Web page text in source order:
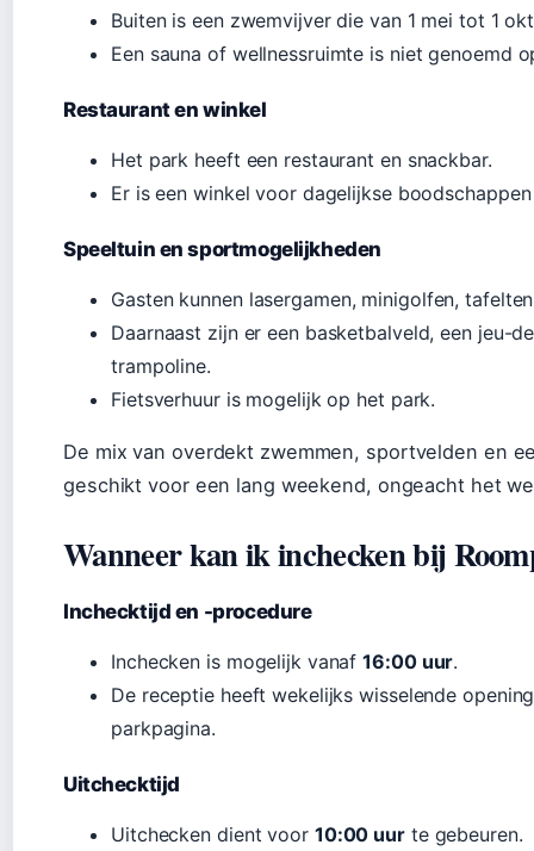
Buiten is een zwemvijver die van 1 mei tot 1
Een sauna of wellnessruimte is niet genoemd
Restaurant en winkel
Het park heeft een restaurant en snackbar.
Er is een winkel voor dagelijkse
Speeltuin en sportmogelijkheden
Gasten kunnen lasergamen, minigolfen,
Daarnaast zijn er een basketbalveld, een jeu-
trampoline.
Fietsverhuur is mogelijk op het park.
De mix van overdekt zwemmen, sportvelden en
geschikt voor een lang weekend, ongeacht het
Wanneer kan ik inchecken bij
Inchecktijd en -procedure
Inchecken is mogelijk vanaf16:00 uur.
De receptie heeft wekelijks wisselende
parkpagina.
Uitchecktijd
Uitchecken dient voor 10:00 uurte gebeuren.